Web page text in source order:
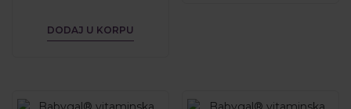
DODAJ U KORPU